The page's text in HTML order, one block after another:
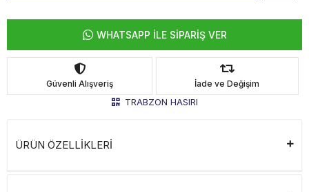
WHATSAPP İLE SİPARİŞ VER
Güvenli Alışveriş İade ve Değişim
TRABZON HASIRI
ÜRÜN ÖZELLİKLERİ